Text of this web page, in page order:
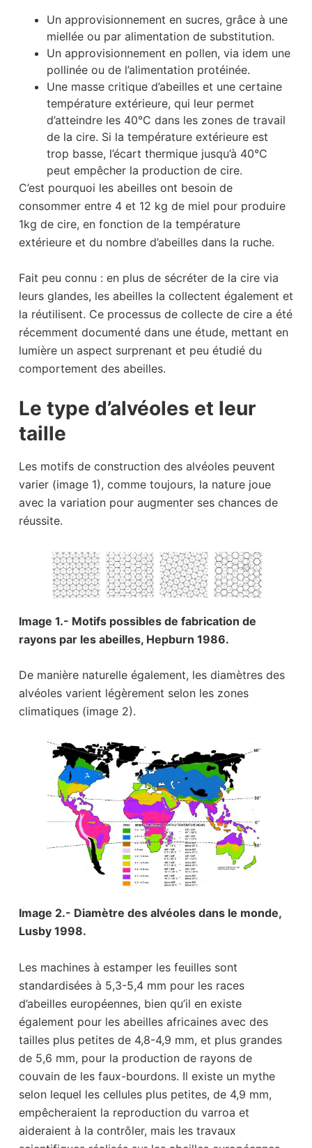
Un approvisionnement en sucres, grâce à une
miellée ou par alimentation de substitution.
Un approvisionnement en pollen, via idem une
pollinée ou de l’alimentation protéinée.
Une masse critique d’abeilles et une certaine
température extérieure, qui leur permet
d’atteindre les 40°C dans les zones de travail
de la cire. Si la température extérieure est
trop basse, l’écart thermique jusqu’à 40°C
peut empêcher la production de cire.
C’est pourquoi les abeilles ont besoin de
consommer entre 4 et 12 kg de miel pour produire
1kg de cire, en fonction de la température
extérieure et du nombre d’abeilles dans la ruche.
Fait peu connu : en plus de sécréter de la cire via
leurs glandes, les abeilles la collectent également et
la réutilisent. Ce processus de collecte de cire a été
récemment documenté dans une étude, mettant en
lumière un aspect surprenant et peu étudié du
comportement des abeilles.
Le type d’alvéoles et leur
taille
Les motifs de construction des alvéoles peuvent
varier (image 1), comme toujours, la nature joue
avec la variation pour augmenter ses chances de
réussite.
Image 1.- Motifs possibles de fabrication de
rayons par les abeilles, Hepburn 1986.
De manière naturelle également, les diamètres des
alvéoles varient légèrement selon les zones
climatiques (image 2).
Image 2.- Diamètre des alvéoles dans le monde,
Lusby 1998.
Les machines à estamper les feuilles sont
standardisées à 5,3-5,4 mm pour les races
d’abeilles européennes, bien qu’il en existe
également pour les abeilles africaines avec des
tailles plus petites de 4,8-4,9 mm, et plus grandes
de 5,6 mm, pour la production de rayons de
couvain de les faux-bourdons. Il existe un mythe
selon lequel les cellules plus petites, de 4,9 mm,
empêcheraient la reproduction du varroa et
aideraient à la contrôler, mais les travaux